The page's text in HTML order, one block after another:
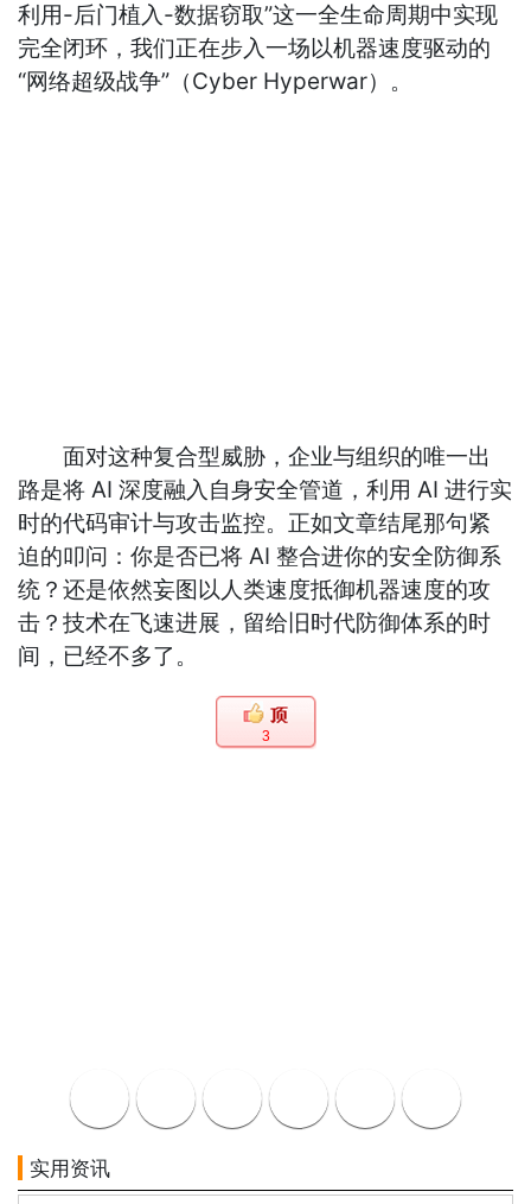
利用-后门植入-数据窃取”这一全生命周期中实现
完全闭环，我们正在步入一场以机器速度驱动的
“网络超级战争”（Cyber Hyperwar）。
面对这种复合型威胁，企业与组织的唯一出
路是将 AI 深度融入自身安全管道，利用 AI 进行实
时的代码审计与攻击监控。正如文章结尾那句紧
迫的叩问：你是否已将 AI 整合进你的安全防御系
统？还是依然妄图以人类速度抵御机器速度的攻
击？技术在飞速进展，留给旧时代防御体系的时
间，已经不多了。
3
实用资讯